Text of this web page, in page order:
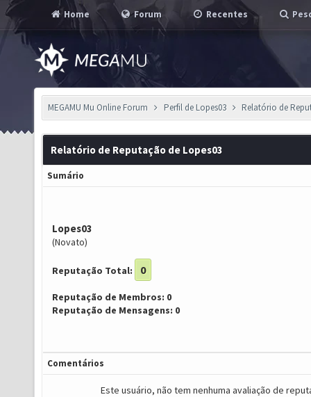
Home Forum Recentes
MEGAMU Mu Online Forum Perfil de Lopes03 Relatório de
Relatório de Reputação de Lopes03
Sumário
Lopes03
(Novato)
Reputação Total: 0
Reputação de Membros: 0
Reputação de Mensagens: 0
Comentários
Este usuário, não tem nenhuma avaliação de